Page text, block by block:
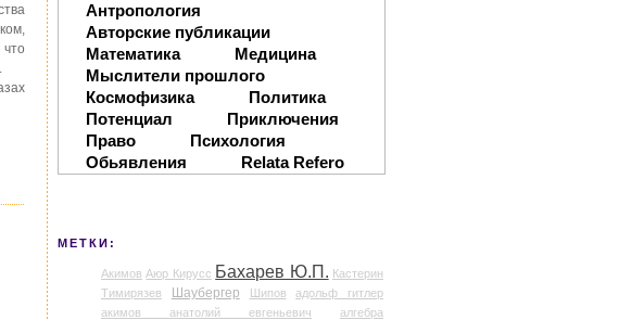
Антропология
Авторские публикации
Математика
Медицина
Мыслители прошлого
Космофизика
Политика
Потенциал
Приключения
Право
Психология
Обьявления
Relata Refero
МЕТКИ:
Акимов Аюр Кирусс Бахарев Ю.П. Кастерин
Тимирязев
Шаубергер Шипов
адольф гитлер
акимов анатолий евгеньевич
алгебра